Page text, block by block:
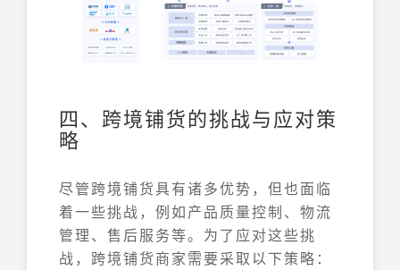
四、跨境铺货的挑战与应对策
略
尽管跨境铺货具有诸多优势，但也面临
着一些挑战，例如产品质量控制、物流
管理、售后服务等。为了应对这些挑
战，跨境铺货商家需要采取以下策略：